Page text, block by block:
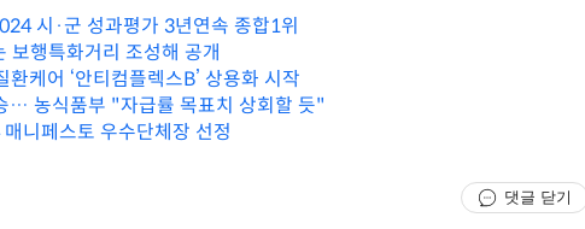
시·군 성과평가 3년연속 종합1위
보행특화거리 조성해 공개
케어 ‘안티컴플렉스B’ 상용화 시작
… 농식품부 "자급률 목표치 상회할 듯"
니페스토 우수단체장 선정
댓글 닫기